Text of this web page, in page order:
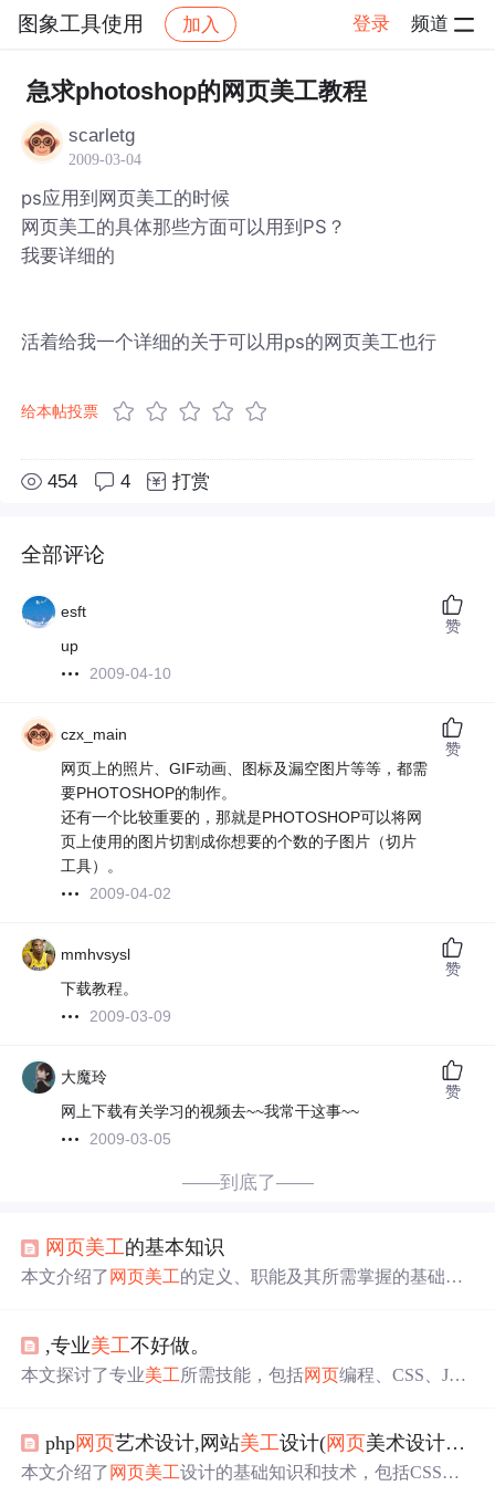
图象工具使用 加入 登录 频道
社区 图象工具使用 帖子详情
急求photoshop的网页美工教程
scarletg
2009-03-04
ps应用到网页美工的时候
网页美工的具体那些方面可以用到PS？
我要详细的
活着给我一个详细的关于可以用ps的网页美工也行
给本帖投票
454 4 打赏
全部评论
esft
up
2009-04-10
赞
czx_main
网页上的照片、GIF动画、图标及漏空图片等等，都需
要PHOTOSHOP的制作。
还有一个比较重要的，那就是PHOTOSHOP可以将网
页上使用的图片切割成你想要的个数的子图片（切片
工具）。
2009-04-02
赞
mmhvsysl
下载教程。
2009-03-09
赞
大魔玲
网上下载有关学习的视频去~~我常干这事~~
2009-03-05
赞
——到底了——
网页美工的基本知识
本文介绍了 网页美工的定义、职能及其所需掌握的基础美
,专业美工不好做。
本文探讨了专业美工 所需技能，包括网页编程、CSS、Java
php网页艺术设计,网站美工设计(网页美术设计主要学什么)
本文介绍了 网页美工设计的基础知识和技术，包括CSS、D